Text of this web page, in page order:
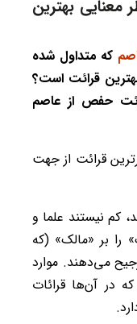
معنایی بهترین
که متداول شده
قرائت است؟
حفص از عاصم
قرائت از جهت
کم نیستند علما و
را بر «مالک» (که
می‌دهند. موارد
در آن‌ها قرائات